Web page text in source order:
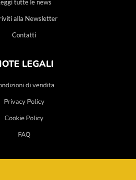
tutte le news
alla Newsletter
Contatti
LEGALI
di vendita
Privacy Policy
Cookie Policy
FAQ